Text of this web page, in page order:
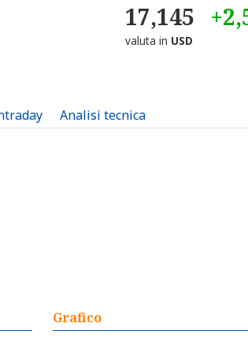
17,145
valuta in USD
Analisi tecnica
Grafico